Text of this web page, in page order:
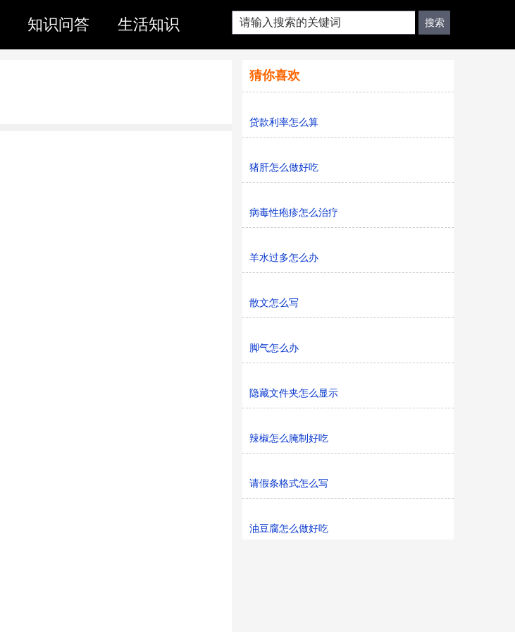
知识问答 生活知识
猜你喜欢
贷款利率怎么算
猪肝怎么做好吃
病毒性疱疹怎么治疗
羊水过多怎么办
散文怎么写
脚气怎么办
隐藏文件夹怎么显示
辣椒怎么腌制好吃
请假条格式怎么写
油豆腐怎么做好吃